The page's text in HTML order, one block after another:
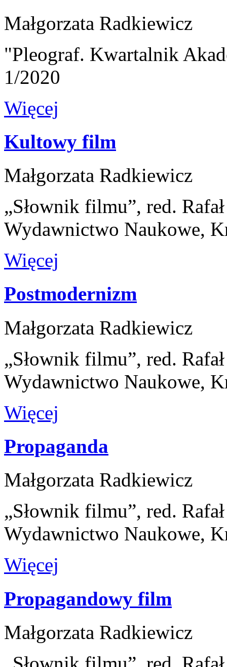
Małgorzata Radkiewicz
"Pleograf. Kwartalnik
1/2020
Więcej
Kultowy film
Małgorzata Radkiewicz
„Słownik filmu”, red.
Wydawnictwo Naukowe,
Więcej
Postmodernizm
Małgorzata Radkiewicz
„Słownik filmu”, red.
Wydawnictwo Naukowe,
Więcej
Propaganda
Małgorzata Radkiewicz
„Słownik filmu”, red.
Wydawnictwo Naukowe,
Więcej
Propagandowy film
Małgorzata Radkiewicz